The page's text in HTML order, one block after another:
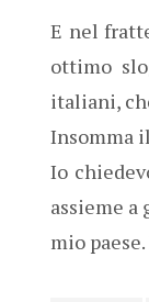
E nel
ottimo
italiani,
Insomma
Io
assieme a
mio